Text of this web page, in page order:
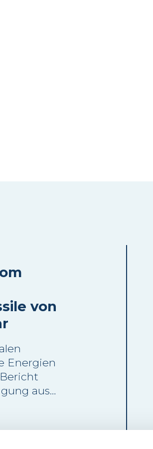
von
Energien
aus
Betrieb